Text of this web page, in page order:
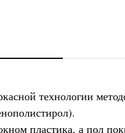
технологии
пластика, а пол